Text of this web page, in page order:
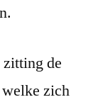
de
zich